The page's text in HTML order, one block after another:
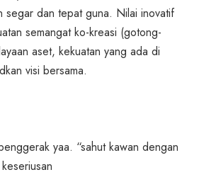
segar dan tepat guna. Nilai inovatif
semangat ko-kreasi (gotong-
aset, kekuatan yang ada di
visi bersama.
yaa. “sahut kawan dengan